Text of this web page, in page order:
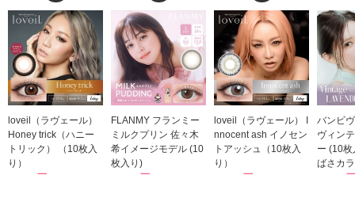
loveil（ラヴェール）
Honey trick（ハニー
トリック） （10枚入
り）
1,760円
FLANMY フランミー
ミルクプリン 佐々木
希イメージモデル (10
枚入り)
1,815円
loveil（ラヴェール） I
nnocent ash イノセン
トアッシュ（10枚入
り）
1,760円
バンビ
ヴィン
ー (10
ばさカ
1,848